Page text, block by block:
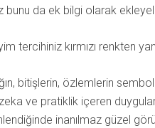
bunu da ek bilgi olarak
tercihiniz kırmızı renkten
bitişlerin, özlemlerin
ve pratiklik içeren
inanılmaz güzel